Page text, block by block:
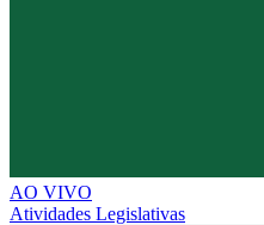
AO VIVO
Atividades Legislativas